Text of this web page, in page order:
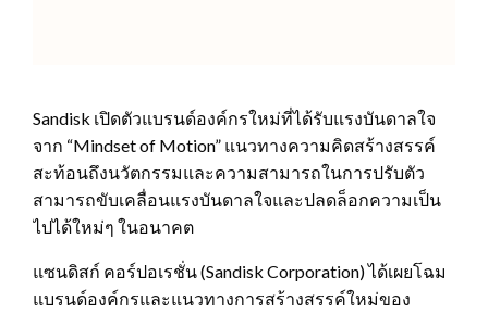
Sandisk เปิดตัวแบรนด์องค์กรใหม่ที่ได้รับแรงบันดาลใจ
จาก “Mindset of Motion” แนวทางความคิดสร้างสรรค์
สะท้อนถึงนวัตกรรมและความสามารถในการปรับตัว
สามารถขับเคลื่อนแรงบันดาลใจและปลดล็อกความเป็น
ไปได้ใหม่ๆ ในอนาคต
แซนดิสก์ คอร์ปอเรชั่น (Sandisk Corporation) ได้เผยโฉม
แบรนด์องค์กรและแนวทางการสร้างสรรค์ใหม่ของ